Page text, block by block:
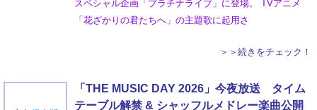
スペシャル企画「プラチナライブ」に登場。 TVアニメ
「花ざかりの君たちへ」の主題歌に起用さ
＞＞続きをチェック！
「THE MUSIC DAY 2026」今夜放送 タイム
テーブル解禁 & シャッフルメドレー楽曲公開